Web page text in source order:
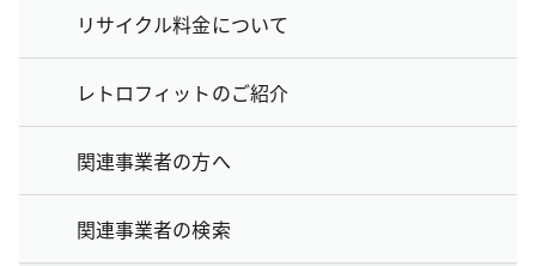
リサイクル料金について
レトロフィットのご紹介
関連事業者の方へ
関連事業者の検索